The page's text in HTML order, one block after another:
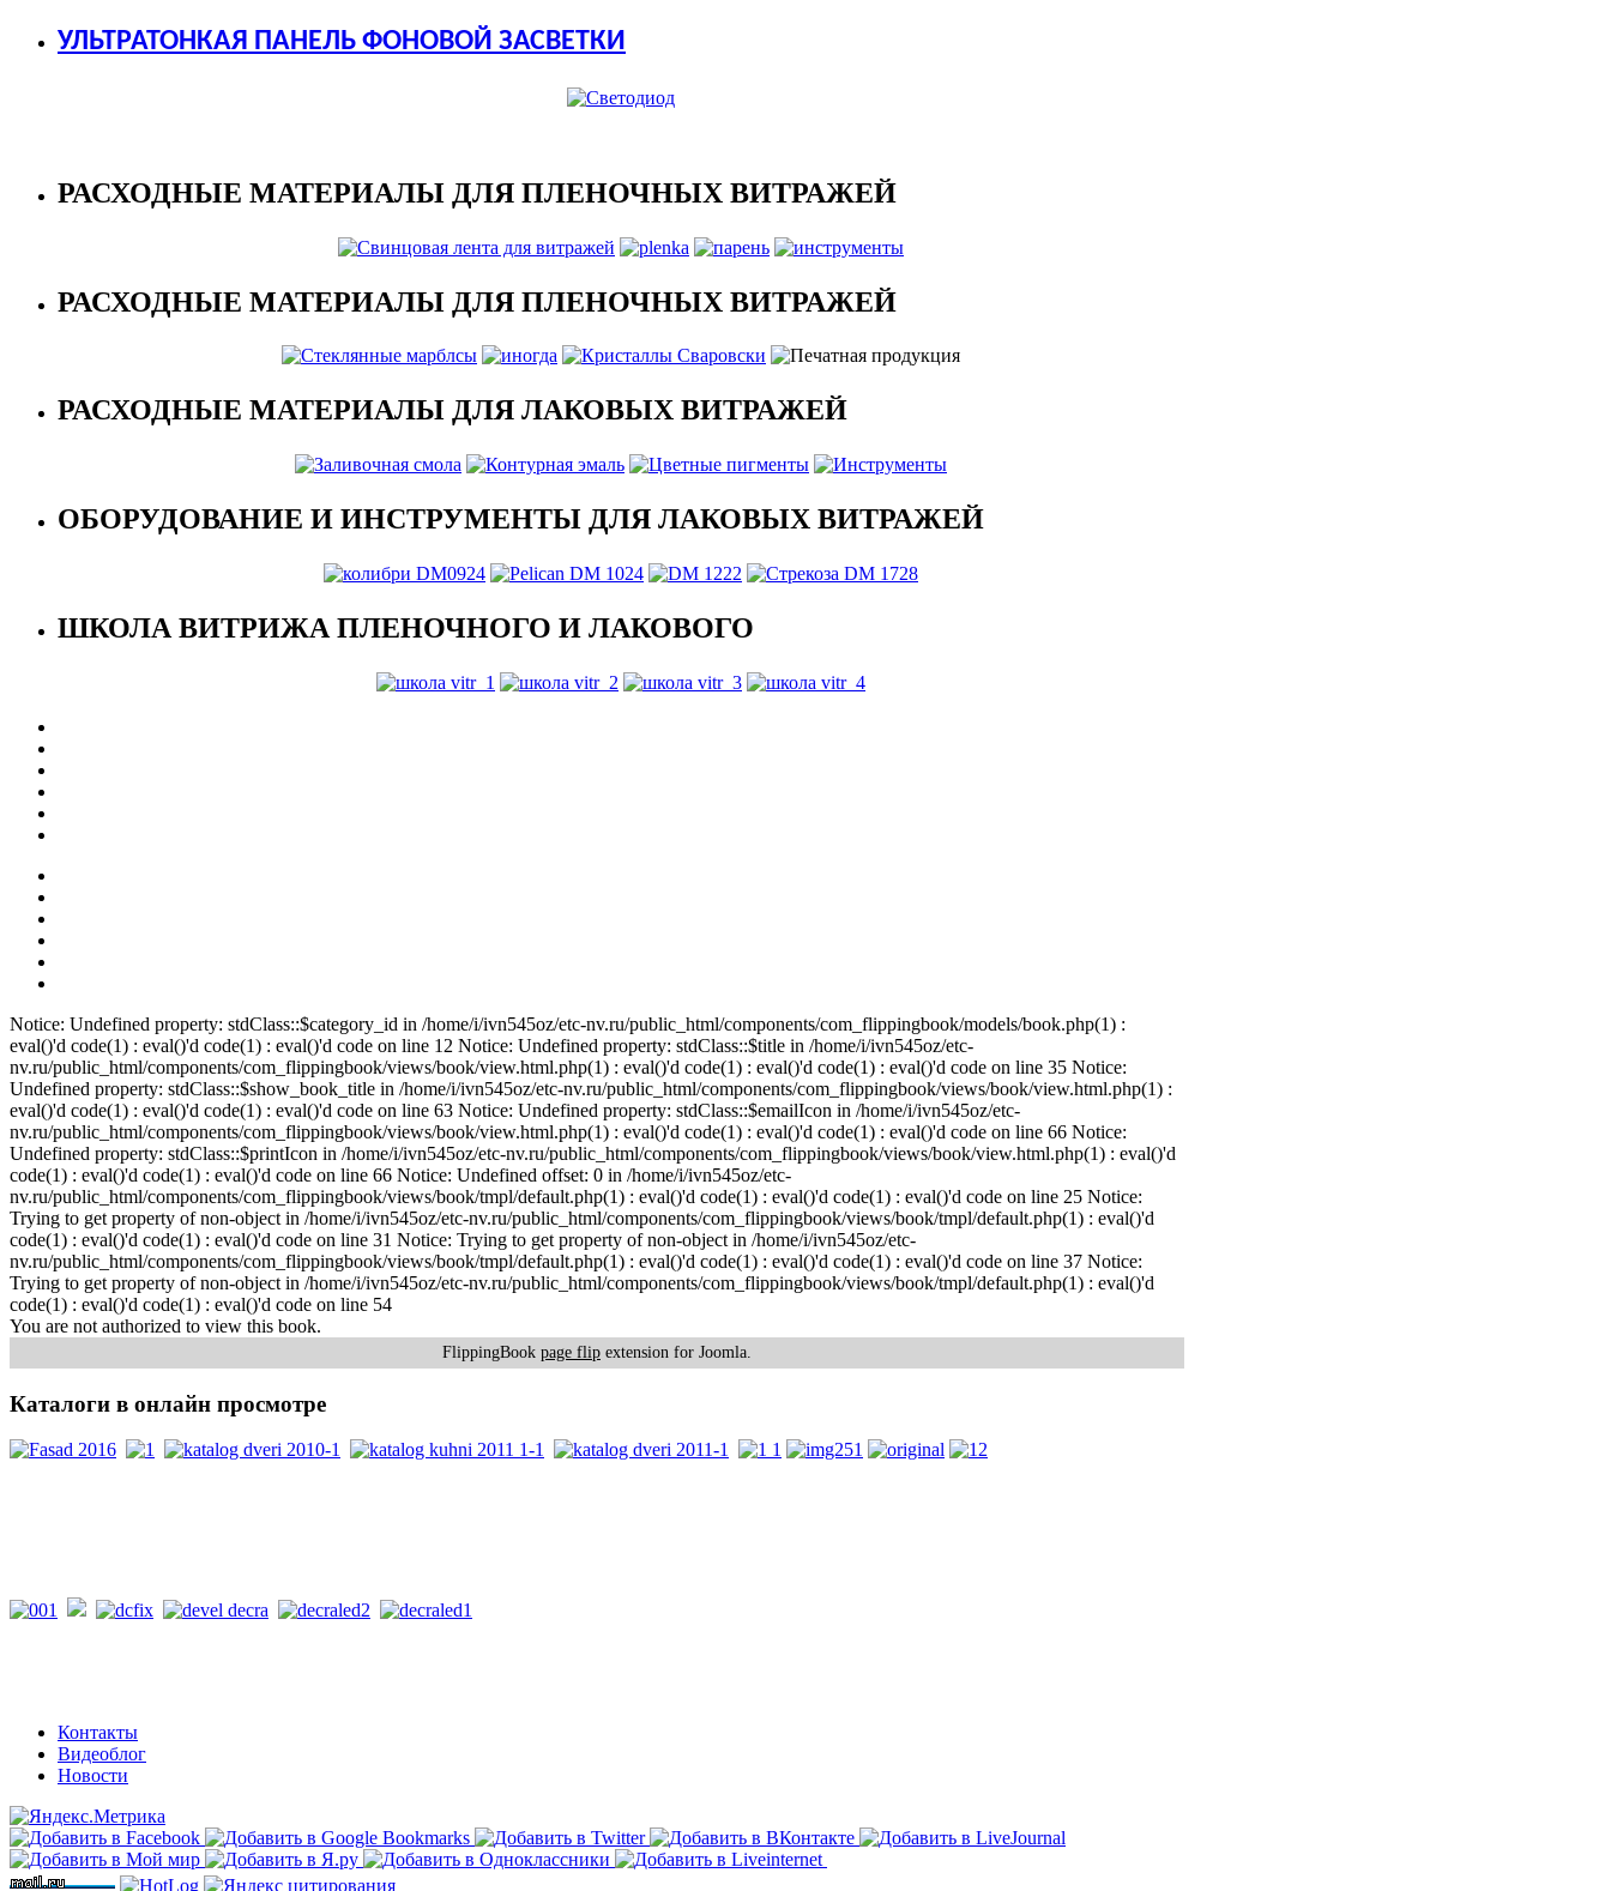
УЛЬТРАТОНКАЯ ПАНЕЛЬ ФОНОВОЙ ЗАСВЕТКИ
РАСХОДНЫЕ МАТЕРИАЛЫ ДЛЯ ПЛЕНОЧНЫХ ВИТРАЖЕЙ
РАСХОДНЫЕ МАТЕРИАЛЫ ДЛЯ ПЛЕНОЧНЫХ ВИТРАЖЕЙ
РАСХОДНЫЕ МАТЕРИАЛЫ ДЛЯ ЛАКОВЫХ ВИТРАЖЕЙ
ОБОРУДОВАНИЕ И ИНСТРУМЕНТЫ ДЛЯ ЛАКОВЫХ ВИТРАЖЕЙ
ШКОЛА ВИТРИЖА ПЛЕНОЧНОГО И ЛАКОВОГО
Notice: Undefined property: stdClass::$category_id in /home/i/ivn545oz/etc-nv.ru/public_html/components/com_flippingbook/models/book.php(1) :
eval()'d code(1) : eval()'d code(1) : eval()'d code on line 12 Notice: Undefined property: stdClass::$title in /home/i/ivn545oz/etc-
nv.ru/public_html/components/com_flippingbook/views/book/view.html.php(1) : eval()'d code(1) : eval()'d code(1) : eval()'d code on line 35 Notice:
Undefined property: stdClass::$show_book_title in /home/i/ivn545oz/etc-nv.ru/public_html/components/com_flippingbook/views/book/view.html.php(1) :
eval()'d code(1) : eval()'d code(1) : eval()'d code on line 63 Notice: Undefined property: stdClass::$emailIcon in /home/i/ivn545oz/etc-
nv.ru/public_html/components/com_flippingbook/views/book/view.html.php(1) : eval()'d code(1) : eval()'d code(1) : eval()'d code on line 66 Notice:
Undefined property: stdClass::$printIcon in /home/i/ivn545oz/etc-nv.ru/public_html/components/com_flippingbook/views/book/view.html.php(1) : eval()'d
code(1) : eval()'d code(1) : eval()'d code on line 66 Notice: Undefined offset: 0 in /home/i/ivn545oz/etc-
nv.ru/public_html/components/com_flippingbook/views/book/tmpl/default.php(1) : eval()'d code(1) : eval()'d code(1) : eval()'d code on line 25 Notice:
Trying to get property of non-object in /home/i/ivn545oz/etc-nv.ru/public_html/components/com_flippingbook/views/book/tmpl/default.php(1) : eval()'d
code(1) : eval()'d code(1) : eval()'d code on line 31 Notice: Trying to get property of non-object in /home/i/ivn545oz/etc-
nv.ru/public_html/components/com_flippingbook/views/book/tmpl/default.php(1) : eval()'d code(1) : eval()'d code(1) : eval()'d code on line 37 Notice:
Trying to get property of non-object in /home/i/ivn545oz/etc-nv.ru/public_html/components/com_flippingbook/views/book/tmpl/default.php(1) : eval()'d
code(1) : eval()'d code(1) : eval()'d code on line 54
You are not authorized to view this book.
FlippingBook page flip extension for Joomla.
Каталоги в онлайн просмотре
Контакты
Видеоблог
Новости